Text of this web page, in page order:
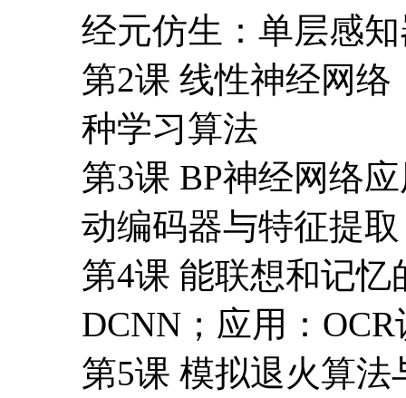
动编码器与特征提取
第4课 能联想和记
DCNN；应用：
第5课 模拟退火算法
神经网络
第6课 受限
第7课 深度置信网
练，应用于图像编